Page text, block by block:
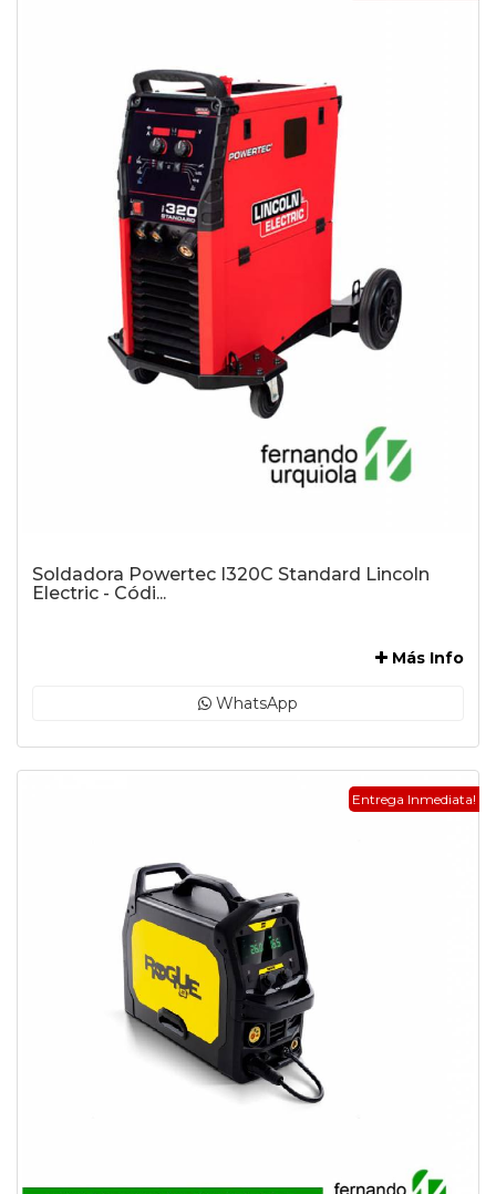
Soldadora Powertec I320C Standard Lincoln
Electric - Códi...
Más Info
WhatsApp
Entrega Inmediata!